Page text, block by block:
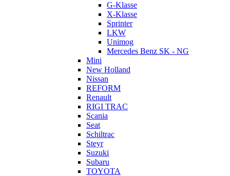
G-Klasse
X-Klasse
Sprinter
LKW
Unimog
Mercedes Benz SK - NG
Mini
New Holland
Nissan
REFORM
Renault
RIGI TRAC
Scania
Seat
Schiltrac
Steyr
Suzuki
Subaru
TOYOTA